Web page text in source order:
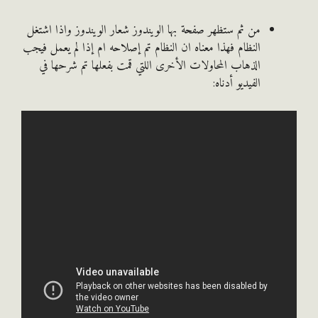
من ثم ستظهر صفحة بها الويندوز شعار الويندوز واذا اشتغل
النظام فهذا معناه ان النظام تم إصلاحه ام إذا لم يعمل فيجب
الذهاب المحاولات الأخرى اللتي قمت بفعلها تم شرحها في
الفيديو أدناه: